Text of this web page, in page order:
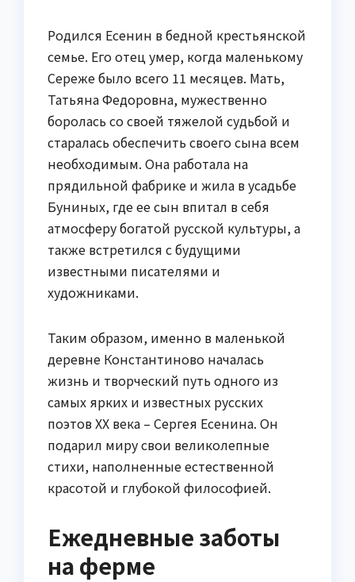
Родился Есенин в бедной крестьянской
семье. Его отец умер, когда маленькому
Сереже было всего 11 месяцев. Мать,
Татьяна Федоровна, мужественно
боролась со своей тяжелой судьбой и
старалась обеспечить своего сына всем
необходимым. Она работала на
прядильной фабрике и жила в усадьбе
Буниных, где ее сын впитал в себя
атмосферу богатой русской культуры, а
также встретился с будущими
известными писателями и
художниками.
Таким образом, именно в маленькой
деревне Константиново началась
жизнь и творческий путь одного из
самых ярких и известных русских
поэтов XX века – Сергея Есенина. Он
подарил миру свои великолепные
стихи, наполненные естественной
красотой и глубокой философией.
Ежедневные заботы
на ферме